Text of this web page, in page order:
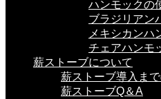
ハンモックの
ブラジリアン
メキシカンハ
チェアハンモ
薪ストーブについて
薪ストーブ導入ま
薪ストーブQ＆A